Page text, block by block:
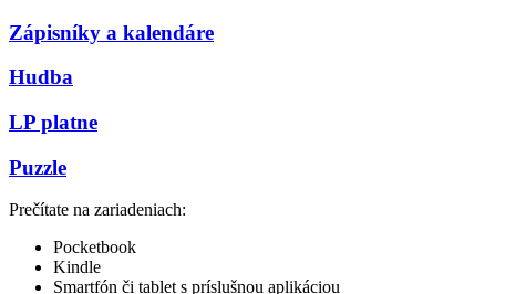
Zápisníky a kalendáre
Hudba
LP platne
Puzzle
Prečítate na zariadeniach:
Pocketbook
Kindle
Smartfón či tablet s príslušnou aplikáciou